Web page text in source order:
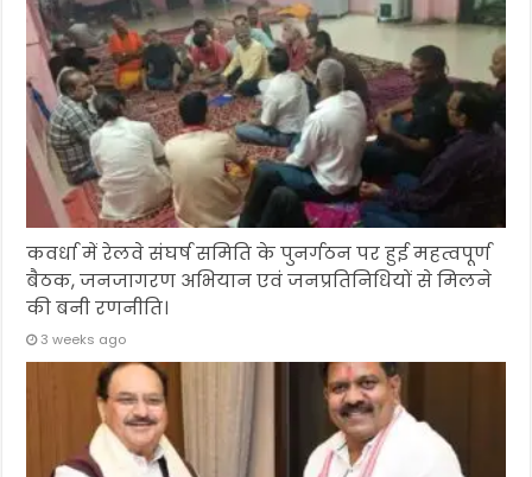
कवर्धा में रेलवे संघर्ष समिति के पुनर्गठन पर हुई महत्वपूर्ण
बैठक, जनजागरण अभियान एवं जनप्रतिनिधियों से मिलने
की बनी रणनीति।
3 weeks ago